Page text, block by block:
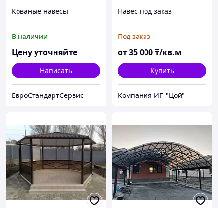
Кованые навесы
В наличии
Цену уточняйте
Написать
ЕвроСтандартСервис
Навес под заказ
Под заказ
от35 000₸/кв.м
Купить
Компания ИП "Цой"